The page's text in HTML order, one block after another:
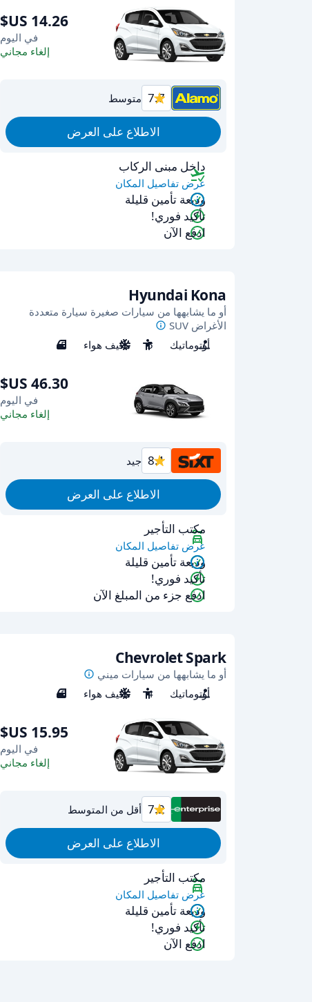
في اليوم
إلغاء مجاني
7.7 متوسط
الاطلاع على العرض
داخل مبنى الركاب
عرض تفاصيل المكان
وديعة تأمين قليلة
تأكيد فوري!
ادفع الآن
Hyundai Kona
أو ما يشابهها من سيارات صغيرة سيارة متعددة
الأغراض SUV
أوتوماتيك
5 مكيف هواء 5
في اليوم
إلغاء مجاني
8.1 جيد
الاطلاع على العرض
مكتب التأجير
عرض تفاصيل المكان
وديعة تأمين قليلة
تأكيد فوري!
ادفع جزء من المبلغ الآن
Chevrolet Spark
أو ما يشابهها من سيارات ميني
أوتوماتيك
4 مكيف هواء 5
في اليوم
إلغاء مجاني
7.2 أقل من المتوسط
الاطلاع على العرض
مكتب التأجير
عرض تفاصيل المكان
وديعة تأمين قليلة
تأكيد فوري!
ادفع الآن